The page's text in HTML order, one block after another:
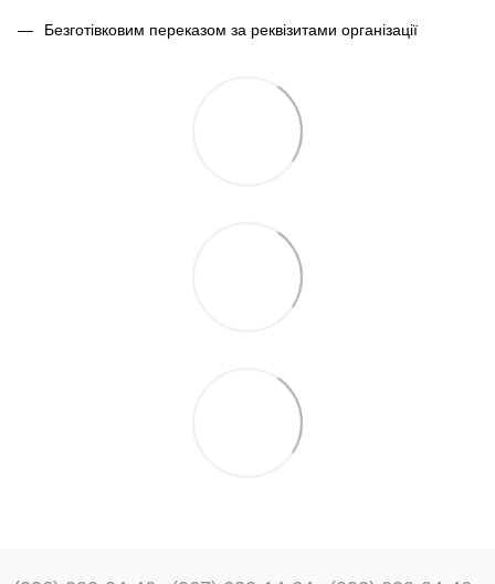
Безготівковим переказом за реквізитами організації